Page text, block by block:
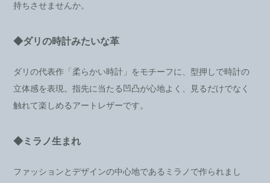
持ちさせませんか。
◆ダリの時計みたいな革
ダリの代表作「柔らかい時計」をモチーフに、型押しで時計の
立体感を表現。指先に当たる凹凸が心地よく、見るだけでなく
触れて楽しめるアートレザーです。
◆ミラノ生まれ
ファッションとデザインの中心地であるミラノで作られまし